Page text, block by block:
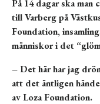
På 14 dagar ska
till Varberg på
Foundation,
människor i det
– Det här har jag
att det äntligen
av Loza Foundation.